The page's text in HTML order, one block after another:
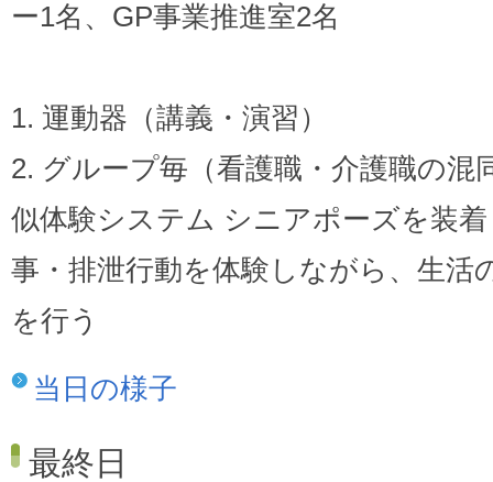
ー1名、GP事業推進室2名
1. 運動器（講義・演習）
2. グループ毎（看護職・介護職の混
似体験システム シニアポーズを装
事・排泄行動を体験しながら、生活
を行う
当日の様子
最終日